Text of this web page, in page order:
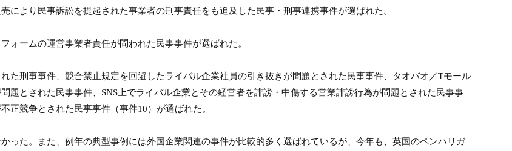
により民事訴訟を提起された事業者の刑事責任をも追及した民事・刑事連携事件が選ばれた。
ォームの運営事業者責任が問われた民事事件が選ばれた。
た刑事事件、競合禁止規定を回避したライバル企業社員の引き抜きが問題とされた民事事件、タオバオ／Tモール
題とされた民事事件、 SNS 上でライバル企業とその経営者を誹謗・中傷する営業誹謗行為が問題とされた民事事
正競争とされた民事事件（事件10）が選ばれた。
った。また、例年の典型事例には外国企業関連の事件が比較的多く選ばれているが、今年も、英国のペンハリガ